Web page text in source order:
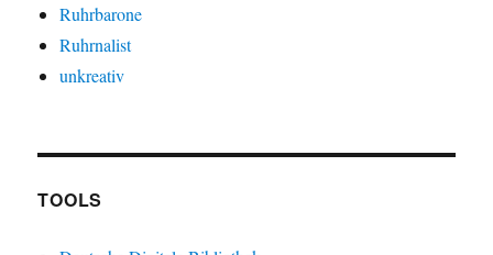
Ruhrbarone
Ruhrnalist
unkreativ
TOOLS